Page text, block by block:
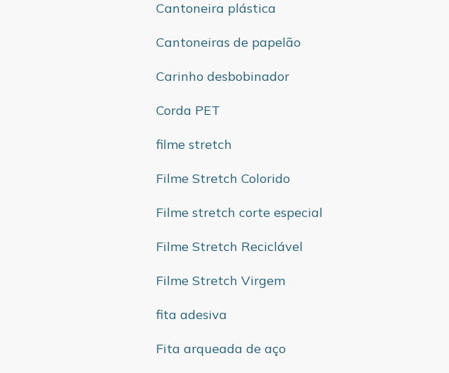
Cantoneira plástica
Cantoneiras de papelão
Carinho desbobinador
Corda PET
filme stretch
Filme Stretch Colorido
Filme stretch corte especial
Filme Stretch Reciclável
Filme Stretch Virgem
fita adesiva
Fita arqueada de aço